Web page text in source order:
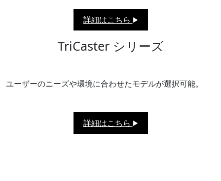
詳細はこちら ▶︎
TriCaster シリーズ
ユーザーのニーズや環境に合わせたモデルが選択可能。
詳細はこちら ▶︎